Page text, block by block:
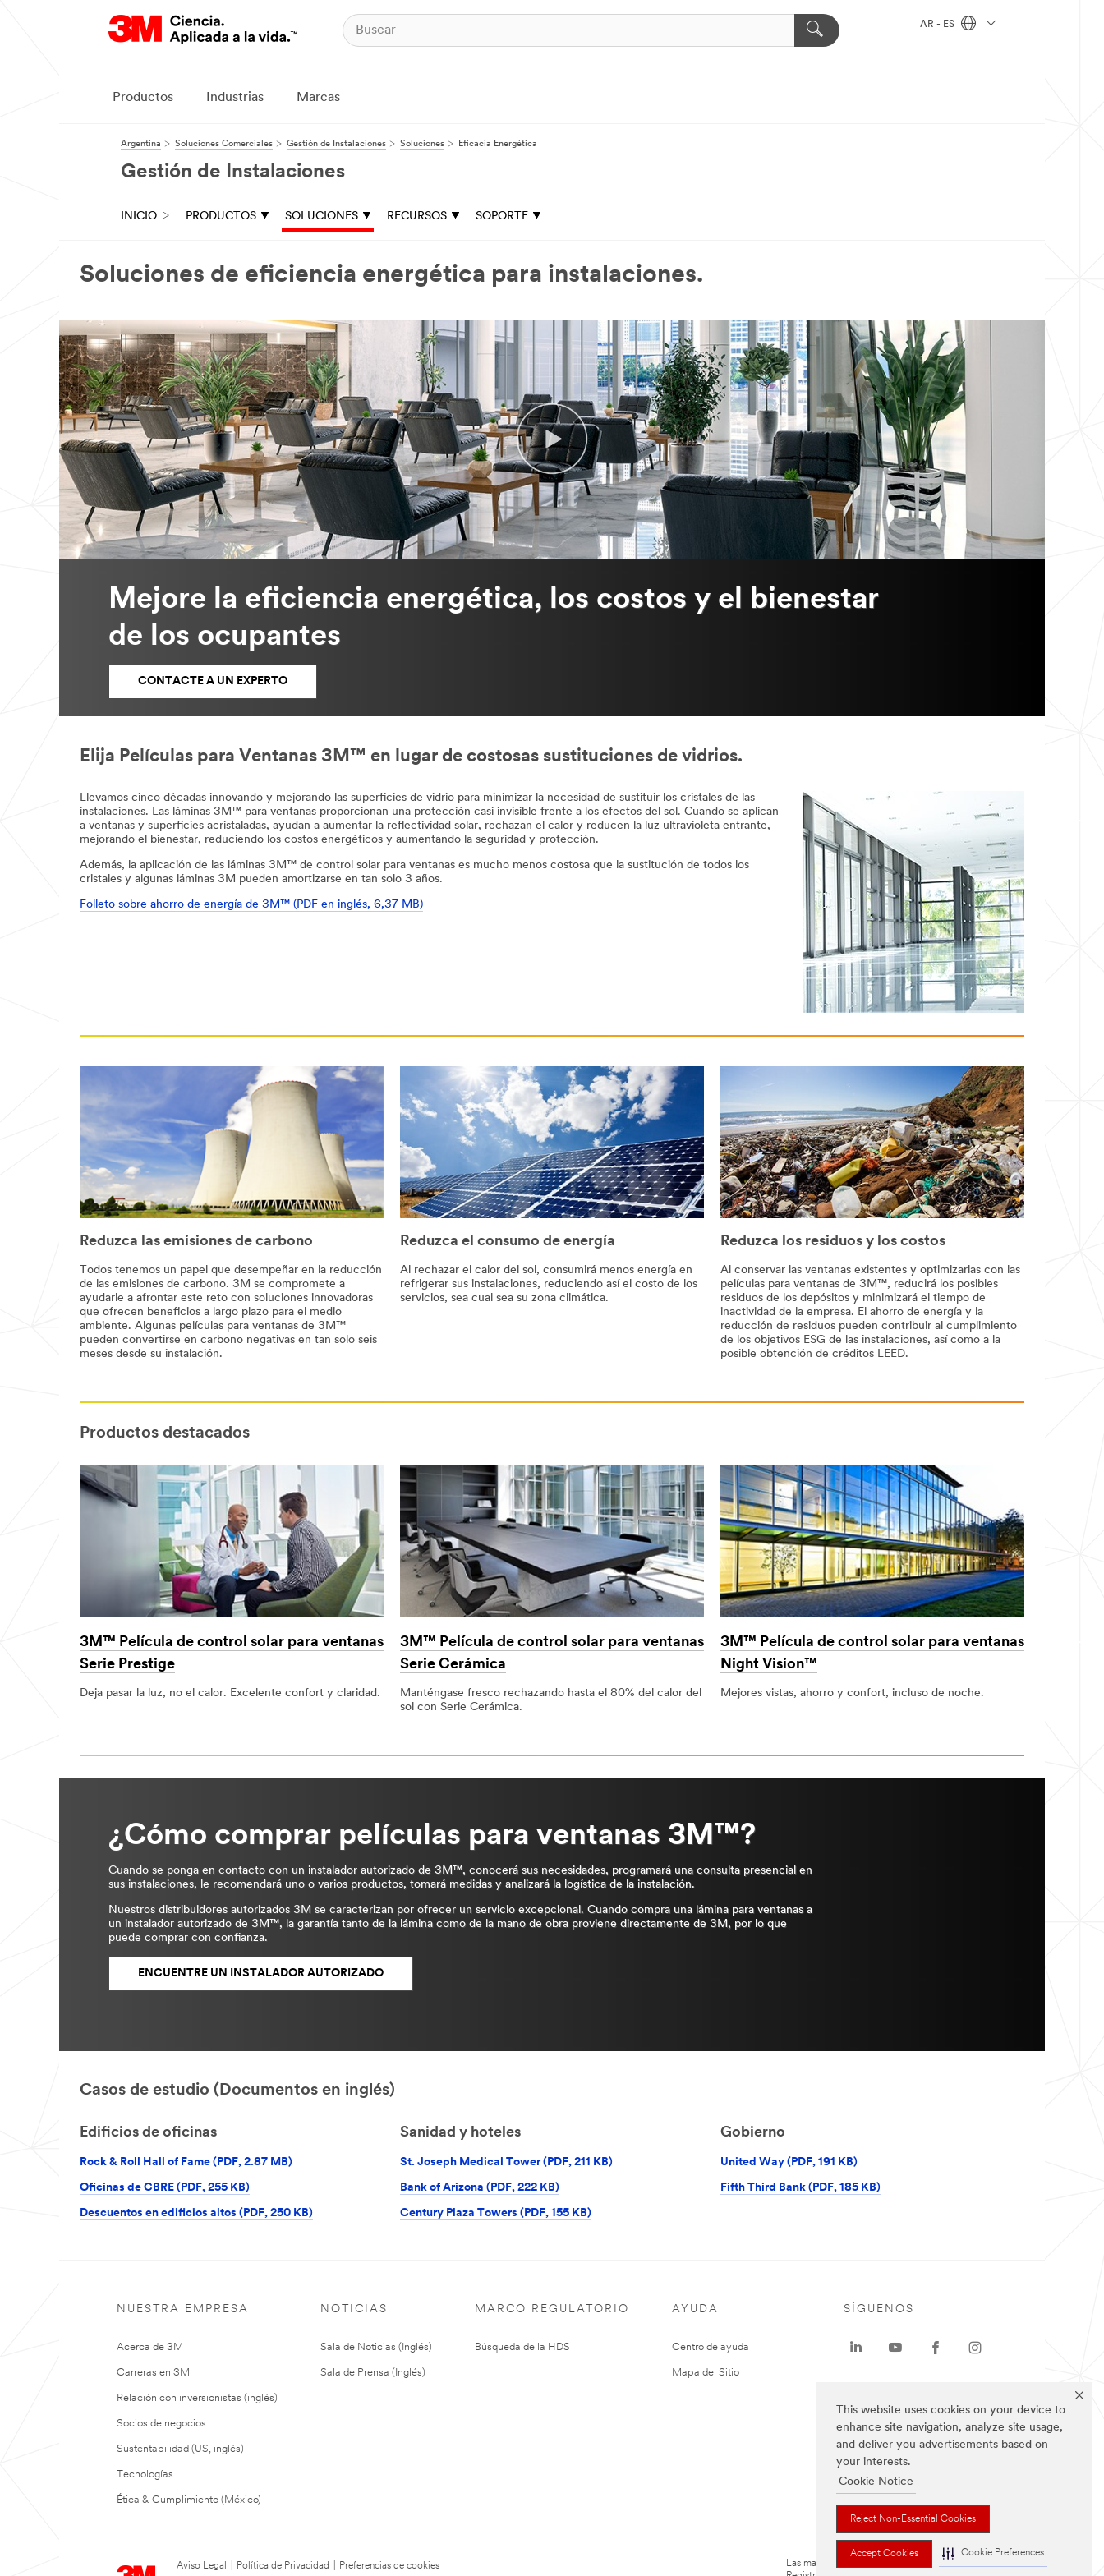
This website uses cookies on your device to
enhance site navigation, analyze site usage,
and deliver you advertisements based on
your interests.
Cookie Notice
Reject Non-Essential Cookies
Accept Cookies Cookie Preferences
AR - ES
Productos Industrias Marcas
Argentina Soluciones Comerciales Gestión de Instalaciones Soluciones Eficacia Energética
Gestión de Instalaciones
INICIO PRODUCTOS SOLUCIONES RECURSOS SOPORTE
Soluciones de eficiencia energética para instalaciones.
Mejore la eficiencia energética, los costos y el bienestar
de los ocupantes
CONTACTE A UN EXPERTO
Elija Películas para Ventanas 3M™ en lugar de costosas sustituciones de vidrios.
Llevamos cinco décadas innovando y mejorando las superficies de vidrio para minimizar la necesidad de sustituir los cristales de las
instalaciones. Las láminas 3M™ para ventanas proporcionan una protección casi invisible frente a los efectos del sol. Cuando se aplican
a ventanas y superficies acristaladas, ayudan a aumentar la reflectividad solar, rechazan el calor y reducen la luz ultravioleta entrante,
mejorando el bienestar, reduciendo los costos energéticos y aumentando la seguridad y protección.
Además, la aplicación de las láminas 3M™ de control solar para ventanas es mucho menos costosa que la sustitución de todos los
cristales y algunas láminas 3M pueden amortizarse en tan solo 3 años.
Folleto sobre ahorro de energía de 3M™ (PDF en inglés, 6,37 MB)
Reduzca las emisiones de carbono
Todos tenemos un papel que desempeñar en la reducción
de las emisiones de carbono. 3M se compromete a
ayudarle a afrontar este reto con soluciones innovadoras
que ofrecen beneficios a largo plazo para el medio
ambiente. Algunas películas para ventanas de 3M™
pueden convertirse en carbono negativas en tan solo seis
meses desde su instalación.
Reduzca el consumo de energía
Al rechazar el calor del sol, consumirá menos energía en
refrigerar sus instalaciones, reduciendo así el costo de los
servicios, sea cual sea su zona climática.
Reduzca los residuos y los costos
Al conservar las ventanas existentes y optimizarlas con las
películas para ventanas de 3M™, reducirá los posibles
residuos de los depósitos y minimizará el tiempo de
inactividad de la empresa. El ahorro de energía y la
reducción de residuos pueden contribuir al cumplimiento
de los objetivos ESG de las instalaciones, así como a la
posible obtención de créditos LEED.
Productos destacados
3M™ Película de control solar para ventanas
Serie Prestige
Deja pasar la luz, no el calor. Excelente confort y claridad.
3M™ Película de control solar para ventanas
Serie Cerámica
Manténgase fresco rechazando hasta el 80% del calor del
sol con Serie Cerámica.
3M™ Película de control solar para ventanas
Night Vision™
Mejores vistas, ahorro y confort, incluso de noche.
¿Cómo comprar películas para ventanas 3M™?
Cuando se ponga en contacto con un instalador autorizado de 3M™, conocerá sus necesidades, programará una consulta presencial en
sus instalaciones, le recomendará uno o varios productos, tomará medidas y analizará la logística de la instalación.
Nuestros distribuidores autorizados 3M se caracterizan por ofrecer un servicio excepcional. Cuando compra una lámina para ventanas a
un instalador autorizado de 3M™, la garantía tanto de la lámina como de la mano de obra proviene directamente de 3M, por lo que
puede comprar con confianza.
ENCUENTRE UN INSTALADOR AUTORIZADO
Casos de estudio (Documentos en inglés)
Edificios de oficinas
Rock & Roll Hall of Fame (PDF, 2.87 MB)
Oficinas de CBRE (PDF, 255 KB)
Descuentos en edificios altos (PDF, 250 KB)
Sanidad y hoteles
St. Joseph Medical Tower (PDF, 211 KB)
Bank of Arizona (PDF, 222 KB)
Century Plaza Towers (PDF, 155 KB)
Gobierno
United Way (PDF, 191 KB)
Fifth Third Bank (PDF, 185 KB)
NUESTRA EMPRESA
Acerca de 3M
Carreras en 3M
Relación con inversionistas (inglés)
Socios de negocios
Sustentabilidad (US, inglés)
Tecnologías
Ética & Cumplimiento (México)
NOTICIAS
Sala de Noticias (Inglés)
Sala de Prensa (Inglés)
MARCO REGULATORIO
Búsqueda de la HDS
AYUDA
Centro de ayuda
Mapa del Sitio
Aviso Legal Política de Privacidad Preferencias de cookies
SÍGUENOS
Las marcas mencionadas arriba son Marcas